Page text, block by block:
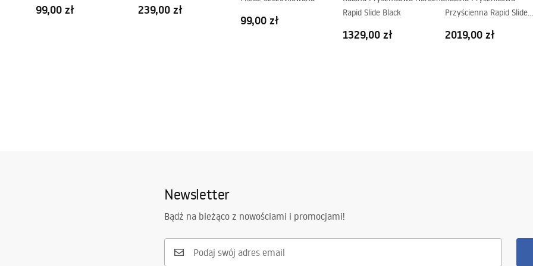
99,00 zł 239,00 zł
99,00 zł
Rapid Slide Black
1329,00 zł
Przyścienna Rapid Slide
2019,00 zł
Newsletter
Bądź na bieżąco z nowościami i promocjami!